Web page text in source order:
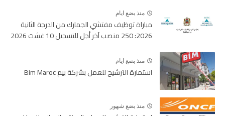
منذ بضع ايام
مباراة توظيف مفتشي الجمارك من الدرجة الثانية
2026: 250 منصب آخر أجل للتسجيل 10 غشت 2026
منذ بضع ايام
استمارة الترشيح للعمل بشركة بيم Bim Maroc
منذ بضع شهور